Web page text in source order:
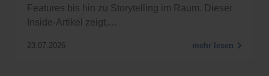
Features bis hin zu Storytelling im Raum. Dieser
Inside-Artikel zeigt,…
23.07.2026 mehr lesen